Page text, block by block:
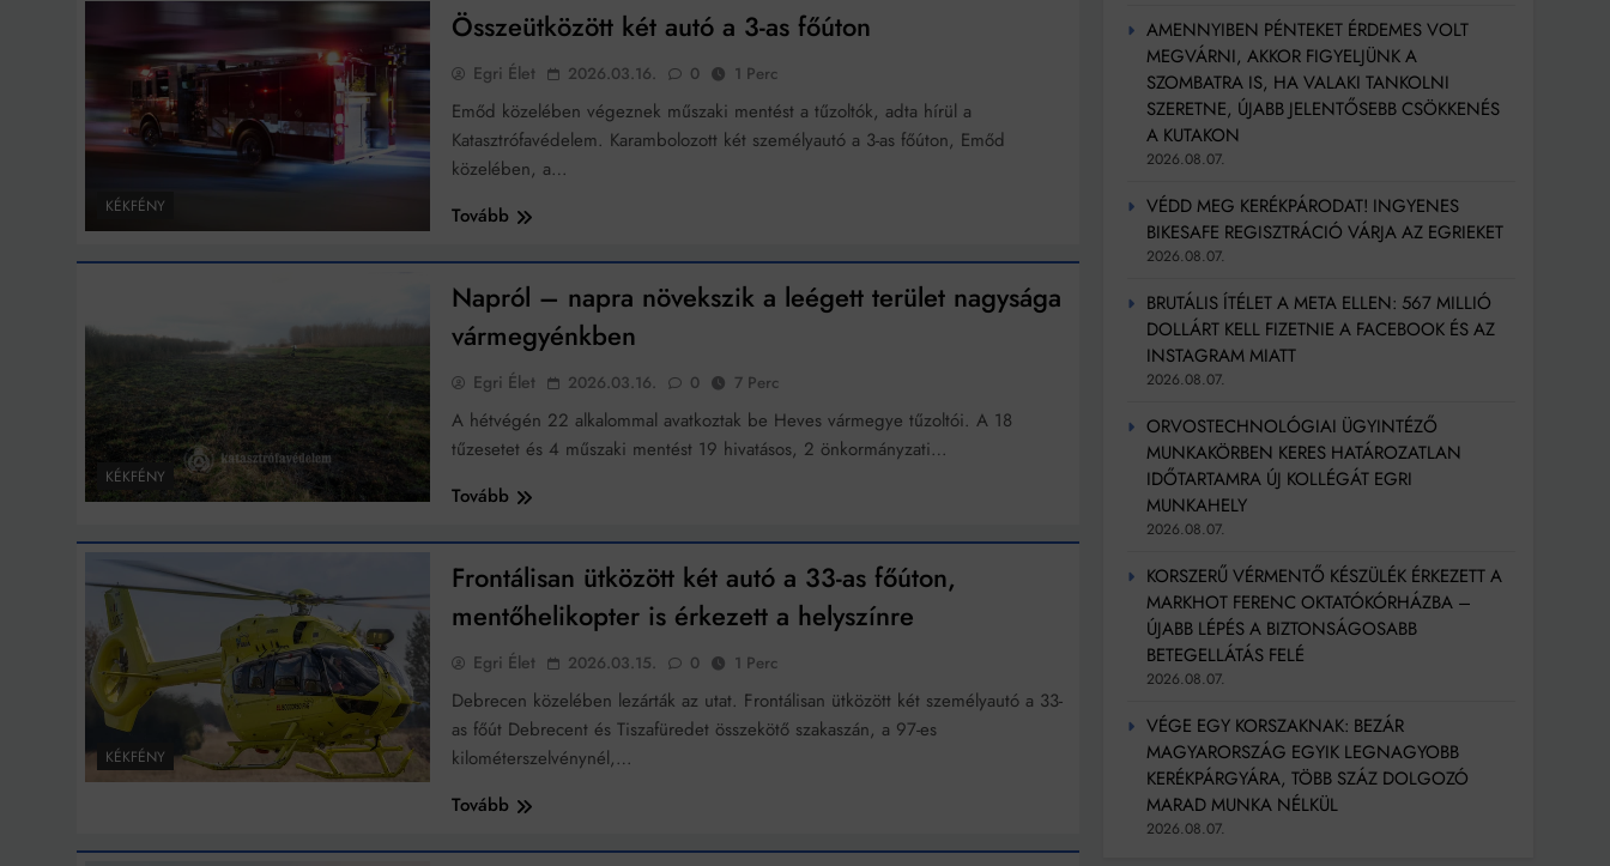
Ingatlanpiaci szakértők szerint akár 5 százalékkal is nőhetnek a bérleti díjak a ponthatárhirdetés
Ahol köszönnek, ott még van város
Karinthy Frigyes: a zseni, aki belenézett a saját koponyájába
Az ördög még mindig Pradát visel. De te miért öltözöl hozzá?
Mindenki a világot akarja uralni – de nem csak a 80-as években
Bitumenes lapostetők: a bevált technológia akkor működik, ha jól van felújítva
KÉKFÉNY
Összeütközött két autó a 3-as főúton
Egri Élet 2026.03.16. 0 1 Perc
Emőd közelében végeznek műszaki mentést a tűzoltók, adta hírül a
Katasztrófavédelem. Karambolozott két személyautó a 3-as főúton, Emőd
közelében, a…
Tovább
KÉKFÉNY
Napról – napra növekszik a leégett terület nagysága
vármegyénkben
Egri Élet 2026.03.16. 0 7 Perc
A hétvégén 22 alkalommal avatkoztak be Heves vármegye tűzoltói. A 18
tűzesetet és 4 műszaki mentést 19 hivatásos, 2 önkormányzati…
Tovább
KÉKFÉNY
Frontálisan ütközött két autó a 33-as főúton,
mentőhelikopter is érkezett a helyszínre
Egri Élet 2026.03.15. 0 1 Perc
Debrecen közelében lezárták az utat. Frontálisan ütközött két személyautó a 33-
as főút Debrecent és Tiszafüredet összekötő szakaszán, a 97-es
kilométerszelvénynél,…
Tovább
AMENNYIBEN PÉNTEKET ÉRDEMES VOLT
MEGVÁRNI, AKKOR FIGYELJÜNK A
SZOMBATRA IS, HA VALAKI TANKOLNI
SZERETNE, ÚJABB JELENTŐSEBB CSÖKKENÉS
A KUTAKON
2026.08.07.
VÉDD MEG KERÉKPÁRODAT! INGYENES
BIKESAFE REGISZTRÁCIÓ VÁRJA AZ EGRIEKET
2026.08.07.
BRUTÁLIS ÍTÉLET A META ELLEN: 567 MILLIÓ
DOLLÁRT KELL FIZETNIE A FACEBOOK ÉS AZ
INSTAGRAM MIATT
2026.08.07.
ORVOSTECHNOLÓGIAI ÜGYINTÉZŐ
MUNKAKÖRBEN KERES HATÁROZATLAN
IDŐTARTAMRA ÚJ KOLLÉGÁT EGRI
MUNKAHELY
2026.08.07.
KORSZERŰ VÉRMENTŐ KÉSZÜLÉK ÉRKEZETT A
MARKHOT FERENC OKTATÓKÓRHÁZBA –
ÚJABB LÉPÉS A BIZTONSÁGOSABB
BETEGELLÁTÁS FELÉ
2026.08.07.
VÉGE EGY KORSZAKNAK: BEZÁR
MAGYARORSZÁG EGYIK LEGNAGYOBB
KERÉKPÁRGYÁRA, TÖBB SZÁZ DOLGOZÓ
MARAD MUNKA NÉLKÜL
2026.08.07.